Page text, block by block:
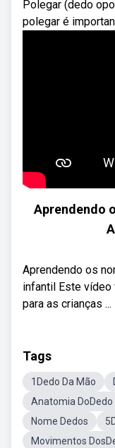
Polegar (dedo
polegar é
Aprendendo
Aprendendo os
infantil Este
para as crianças ...
Tags
1Dedo Da Mão
Anatomia DoDedo
Nome Dedos
Movimentos